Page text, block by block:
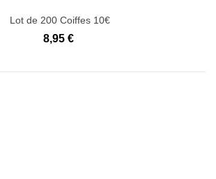
Lot de 200 Coiffes 10€
8,95 €